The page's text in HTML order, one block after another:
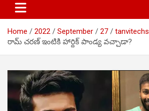
Home 2022 September 27
tanvitechs
రామ్ చరణ్ ఇంటికి హార్దిక్ పాండ్య వచ్చాడా?